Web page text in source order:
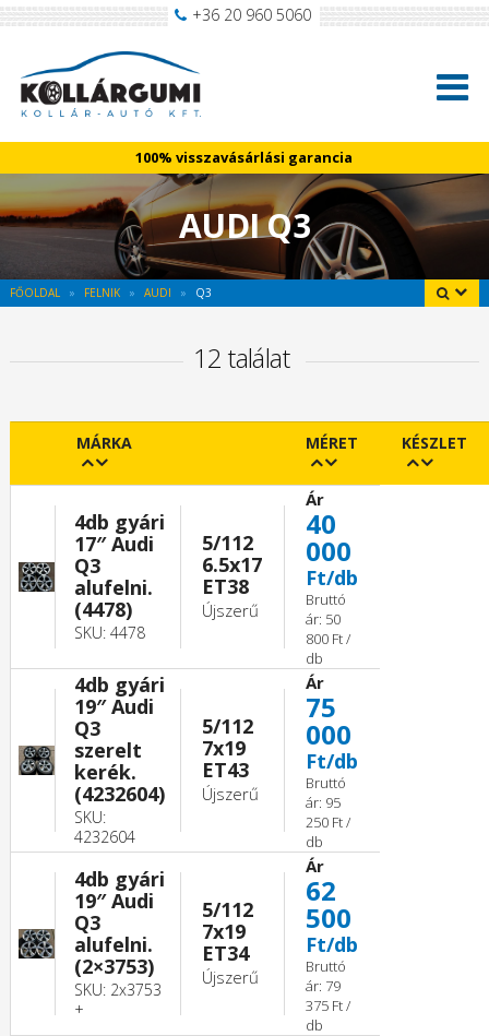
+36 20 960 5060
100% visszavásárlási garancia
AUDI Q3
FŐOLDAL FELNIK AUDI Q3
12 találat
MÁRKA MÉRET KÉSZLET
4db gyári
17″ Audi
Q3
alufelni.
(4478)
SKU: 4478
5/112
6.5x17
ET38
Újszerű
Ár
40
000
Ft/db
Bruttó
ár: 50
800 Ft /
db
4db gyári
19″ Audi
Q3
szerelt
kerék.
(4232604)
SKU:
4232604
5/112
7x19
ET43
Újszerű
Ár
75
000
Ft/db
Bruttó
ár: 95
250 Ft /
db
4db gyári
19″ Audi
Q3
alufelni.
(2×3753)
SKU: 2x3753
+
5/112
7x19
ET34
Újszerű
Ár
62
500
Ft/db
Bruttó
ár: 79
375 Ft /
db